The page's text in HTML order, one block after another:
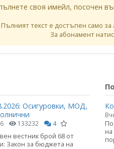
своя имейл, посочен
Пълният текст е достъпен само
За абонамент
Осигуровки, МОД,
133232 4
вестник брой 68 от
Закон за бюджета на